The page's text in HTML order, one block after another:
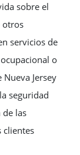
sobre el
otros
servicios de
o
Jersey
seguridad
las
clientes